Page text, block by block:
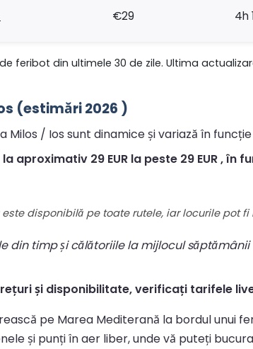
€29 4h
feribot din ultimele 30 de zile. Ultima
(estimări 2026 )
Milos / Ios sunt dinamice și variază în
aproximativ 29 EUR la peste 29 EUR , în
disponibilă pe toate rutele, iar locurile pot
din timp și călătoriile la mijlocul
și disponibilitate, verificați tarifele
pe Marea Mediterană la bordul unui
și punți în aer liber, unde vă puteți